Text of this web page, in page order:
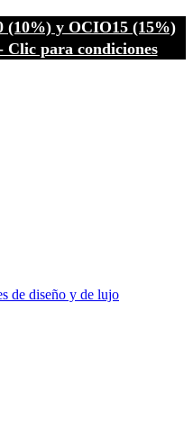
(10%) y OCIO15 (15%)
Clic para condiciones